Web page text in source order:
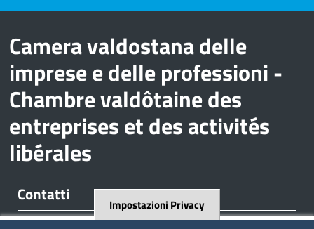
Camera valdostana delle
imprese e delle professioni -
Chambre valdôtaine des
entreprises et des activités
libérales
Contatti Impostazioni Privacy